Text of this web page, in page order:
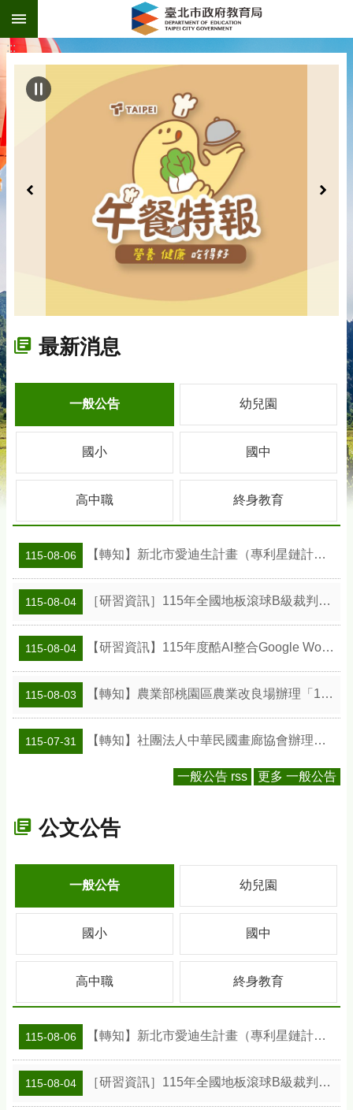
跳到主要內容區塊
:::
最新消息
一般公告 幼兒園
國小 國中
高中職 終身教育
115-08-06 【轉知】新北市愛迪生計畫（專利星鏈計畫）專利教學種子教師工作坊
115-08-04 ［研習資訊］115年全國地板滾球B級裁判研習會
115-08-04 【研習資訊】115年度酷AI整合Google Workspace智慧教學應用研習實施計畫
115-08-03 【轉知】農業部桃園區農業改良場辦理「115年食農教育專業人員在職訓練課程」
115-07-31 【轉知】社團法人中華民國畫廊協會辦理「2026 ART TAIPEI臺北國際藝術博覽會」之「藝術教育日」計畫
一般公告 rss 更多 一般公告
公文公告
一般公告 幼兒園
國小 國中
高中職 終身教育
115-08-06 【轉知】新北市愛迪生計畫（專利星鏈計畫）專利教學種子教師工作坊
115-08-04 ［研習資訊］115年全國地板滾球B級裁判研習會